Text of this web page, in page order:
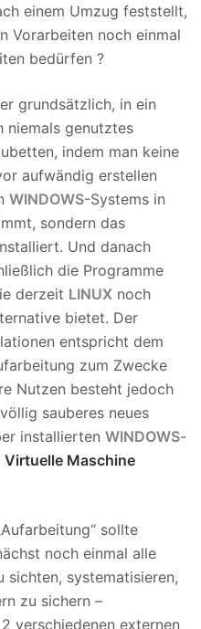
einem Umzug feststellt,
Vorarbeiten noch einmal
bedürfen ?
grundsätzlich, in ein
niemals genutztes
indem man keine
aufwändig erstellen
WINDOWS-Systems in
sondern das
Und danach
die Programme
derzeit LINUX noch
bietet. Der
entspricht dem
zum Zwecke
Nutzen besteht jedoch
sauberes neues
installierten WINDOWS-
Virtuelle Maschine
sollte
noch einmal alle
sichten, systematisieren,
zu sichern –
verschiedenen externen